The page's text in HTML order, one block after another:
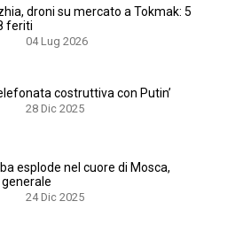
droni su mercato a Tokmak: 5
feriti
04 Lug 2026
costruttiva con Putin’
28 Dic 2025
esplode nel cuore di Mosca,
24 Dic 2025